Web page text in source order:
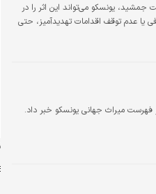
یونسکو می‌تواند این اثر را در
عدم توقف اقدامات تهدیدآمیز، حتی
فهرست میراث جهانی یونسکو خبر داد.